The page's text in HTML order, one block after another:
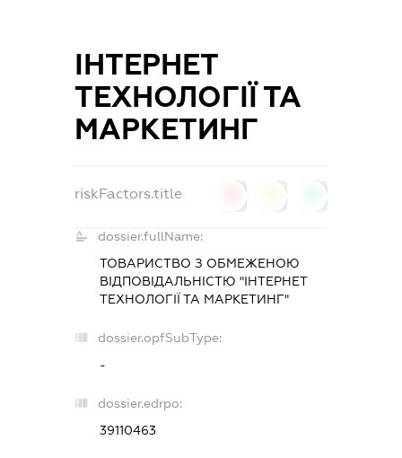
ІНТЕРНЕТ
ТЕХНОЛОГІЇ ТА
МАРКЕТИНГ
riskFactors.title
dossier.fullName:
ТОВАРИСТВО З ОБМЕЖЕНОЮ
ВІДПОВІДАЛЬНІСТЮ "ІНТЕРНЕТ
ТЕХНОЛОГІЇ ТА МАРКЕТИНГ"
dossier.opfSubType:
-
dossier.edrpo:
39110463